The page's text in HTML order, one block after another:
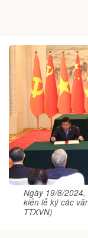
Ngày 19/8/
kiến lễ ký các
TTXVN)